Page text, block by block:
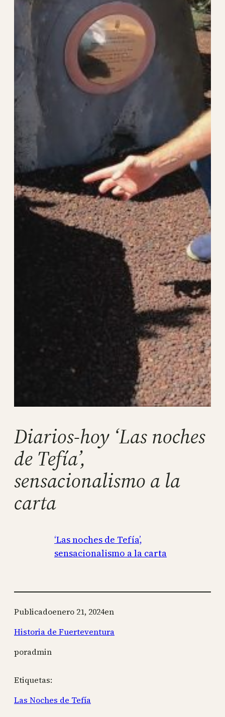
Diarios-hoy ‘Las noches
de Tefía’,
sensacionalismo a la
carta
‘Las noches de Tefía’,
sensacionalismo a la carta
Publicadoenero 21, 2024en
Historia de Fuerteventura
poradmin
Etiquetas:
Las Noches de Tefía